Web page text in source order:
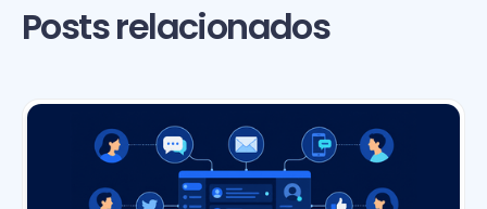
Posts relacionados